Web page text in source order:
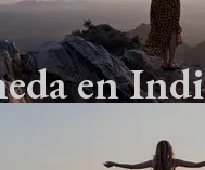
en